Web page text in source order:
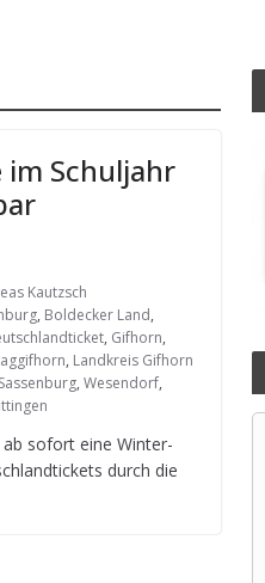
Schul­jahr
Kautzsch
, Boldecker Land,
, Gifhorn,
, Landkreis Gifhorn
Sassenburg, Wesendorf,
ab sofort eine Win­ter­
durch die